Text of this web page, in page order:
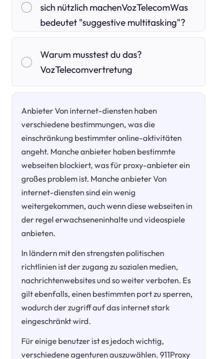
sich nützlich machenVozTelecomWas
bedeutet "suggestive multitasking"?
Warum musstest du das?
VozTelecomvertretung
Anbieter Von internet-diensten haben
verschiedene bestimmungen, was die
einschränkung bestimmter online-aktivitäten
angeht. Manche anbieter haben bestimmte
webseiten blockiert, was für proxy-anbieter ein
großes problem ist. Manche anbieter Von
internet-diensten sind ein wenig
weitergekommen, auch wenn diese webseiten in
der regel erwachseneninhalte und videospiele
anbieten.
In ländern mit den strengsten politischen
richtlinien ist der zugang zu sozialen medien,
nachrichtenwebsites und so weiter verboten. Es
gilt ebenfalls, einen bestimmten port zu sperren,
wodurch der zugriff auf das internet stark
eingeschränkt wird.
Für einige benutzer ist es jedoch wichtig,
verschiedene agenturen auszuwählen. 911Proxy